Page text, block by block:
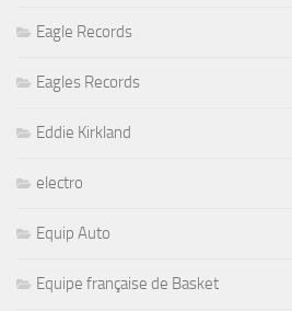
Eagle Records
Eagles Records
Eddie Kirkland
electro
Equip Auto
Equipe française de Basket